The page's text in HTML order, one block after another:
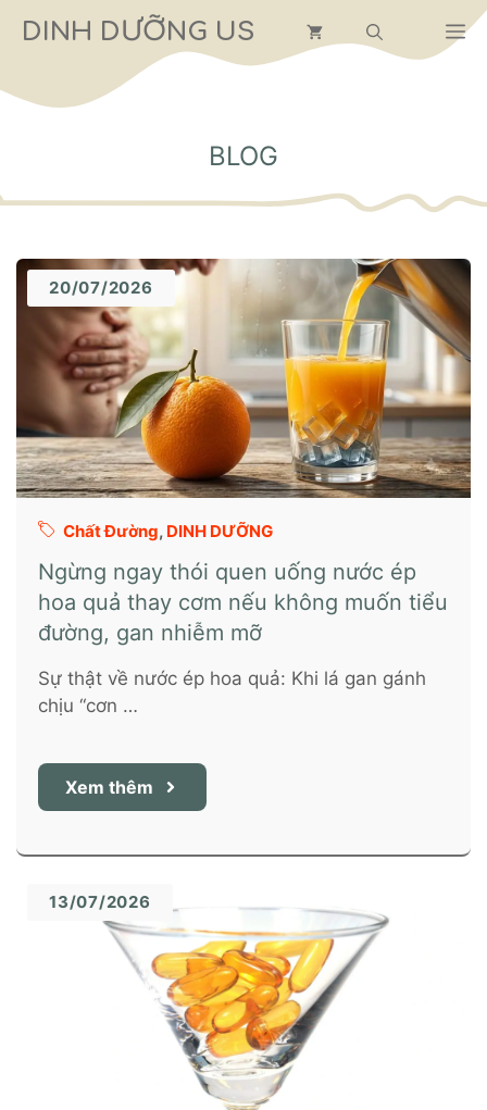
đến
dung
DINH DƯỠNG US
BLOG
20/07/2026
Chất Đường, DINH DƯỠNG
Ngừng ngay thói quen uống nước ép
hoa quả thay cơm nếu không muốn tiểu
đường, gan nhiễm mỡ
Sự thật về nước ép hoa quả: Khi lá gan gánh
chịu “cơn …
Xem thêm
13/07/2026